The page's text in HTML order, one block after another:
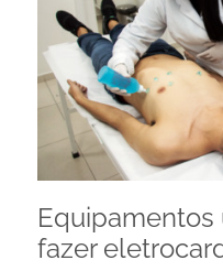
Equipamentos
fazer